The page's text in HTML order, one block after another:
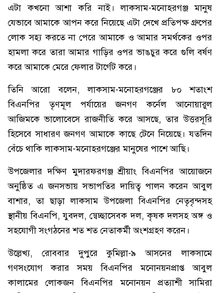
এটা কখনো আশা করি নাই। লাকসাম-মনোহরগঞ্জ মানুষ
যেভাবে আমাকে আপন করে নিয়েছে এটা দেখে প্রতিপক্ষ গ্রুপের
লোক সহ্য করতে না পেরে আমাকে ও আমার সমর্থকের ওপর
হামলা করে তারা আমার গাড়ির ওপর ভাঙচুর করে গুলি বর্ষণ
করে আমাকে মেরে ফেলার টার্গেট করে।
তিনি আরো বলেন, লাকসাম-মনোহরগঞ্জের ৮০ শতাংশ
বিএনপির তৃণমূল পর্যায়ের জনগণ কর্নেল আনোয়ারুল
আজিমকে ভালোবেসে রাজনীতি করে আসছে, তার উত্তরসূরি
হিসেবে সাধারণ জনগণ আমাকে কাছে টেনে নিয়েছে। যতদিন
বেঁচে থাকি লাকসাম-মনোহরগঞ্জের মানুষের পাশে আছি।
উপজেলার দক্ষিণ মুদারফরগঞ্জ শ্রীয়াং বিএনপির আয়োজনে
অনুষ্ঠিত এ জনসভায় সভাপতির দায়িত্ব পালন করেন আবুল
বাশার, তা ছাড়া লাকসাম উপজেলা বিএনপির নেতৃবৃন্দসহ
স্থানীয় বিএনপি, যুবদল, স্বেচ্ছাসেবক দল, কৃষক দলসহ অঙ্গ ও
সহযোগী সংগঠনের শত শত নেতাকর্মী অংশগ্রহণ করেন।
উল্লেখ্য, রোববার দুপুরে কুমিল্লা-৯ আসনের লাকসামে
গণসংযোগ করার সময় বিএনপির মনোনয়নপ্রাপ্ত আবুল
কালামের লোকজন বিএনপির মনোনয়ন প্রত্যাশী সামিরা